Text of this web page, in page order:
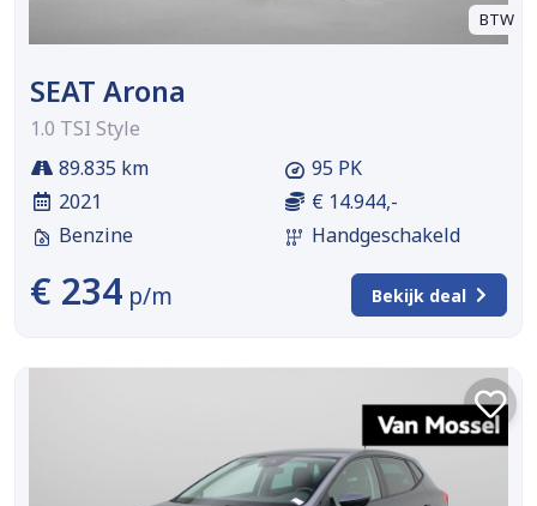
BTW
SEAT Arona
1.0 TSI Style
89.835 km
2021
Benzine
95 PK
€ 14.944,-
Handgeschakeld
€ 234 p/m Bekijk deal